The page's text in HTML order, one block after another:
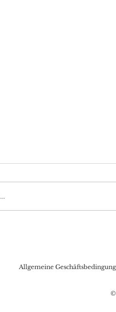
Allgemeine
©